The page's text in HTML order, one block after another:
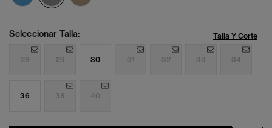
Seleccionar Talla: Talla Y Corte
28 29 30 31 32 33 34
36 38 40